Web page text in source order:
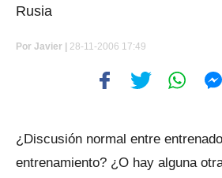
Rusia
Por Javier | 28-11-2006 17:49
¿Discusión normal entre
entrenamiento? ¿O hay alguna